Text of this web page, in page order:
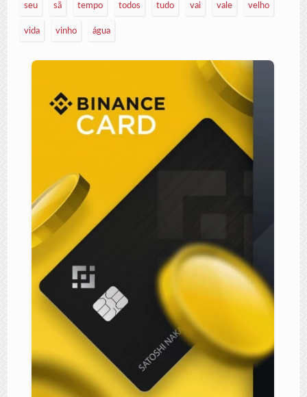
seu sã tempo todos tudo vai vale velho
vida vinho água